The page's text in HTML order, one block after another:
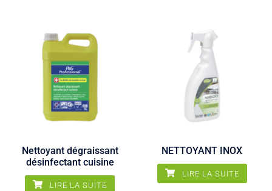
Nettoyant dégraissant
désinfectant cuisine
LIRE LA SUITE
NETTOYANT INOX
LIRE LA SUITE